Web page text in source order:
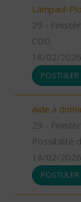
Lampaul-
29 -
CDD
18/02/2026
POSTULER
Aide à
29 -
Possibilité
18/02/2026
POSTULER